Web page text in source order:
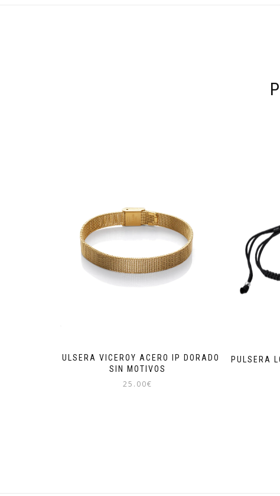
PULSERA VICEROY ACERO IP DORADO
SIN MOTIVOS
25.00€
PULSERA